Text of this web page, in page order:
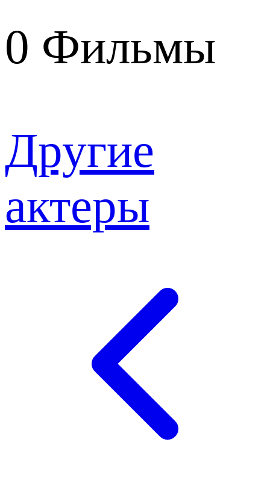
0 Фильмы
Другие
актеры